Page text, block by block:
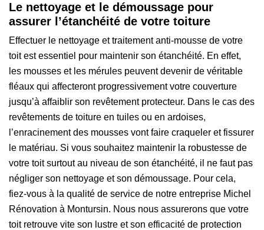
Le nettoyage et le démoussage pour
assurer l’étanchéité de votre toiture
Effectuer le nettoyage et traitement anti-mousse de votre
toit est essentiel pour maintenir son étanchéité. En effet,
les mousses et les mérules peuvent devenir de véritable
fléaux qui affecteront progressivement votre couverture
jusqu’à affaiblir son revêtement protecteur. Dans le cas des
revêtements de toiture en tuiles ou en ardoises,
l’enracinement des mousses vont faire craqueler et fissurer
le matériau. Si vous souhaitez maintenir la robustesse de
votre toit surtout au niveau de son étanchéité, il ne faut pas
négliger son nettoyage et son démoussage. Pour cela,
fiez-vous à la qualité de service de notre entreprise Michel
Rénovation à Montursin. Nous nous assurerons que votre
toit retrouve vite son lustre et son efficacité de protection